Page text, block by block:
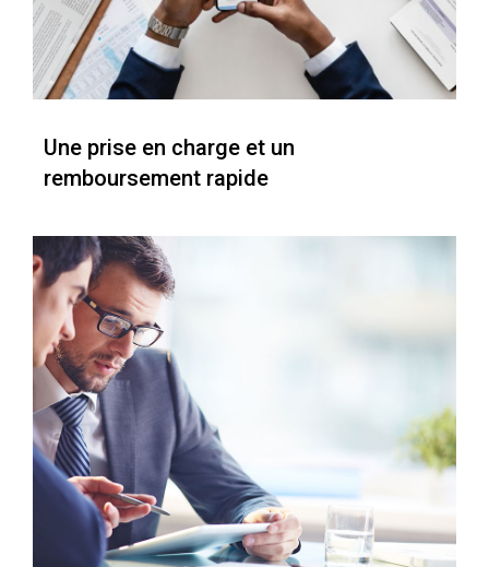
Une prise en charge et un
remboursement rapide